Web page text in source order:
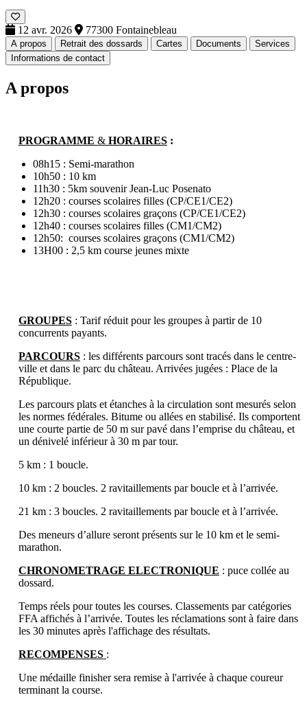
12 avr. 2026 77300 Fontainebleau
A propos Retrait des dossards Cartes Documents
Services
Informations de contact
A propos
PROGRAMME &HORAIRES:
08h15 : Semi-marathon
10h50 : 10 km
11h30 : 5km souvenir Jean-Luc Posenato
12h20 : courses scolaires filles (CP/CE1/CE2)
12h30 : courses scolaires graçons (CP/CE1/CE2)
12h40 : courses scolaires filles (CM1/CM2)
12h50: courses scolaires graçons (CM1/CM2)
13H00 : 2,5 km course jeunes mixte
GROUPES: Tarif réduit pour les groupes à partir de 10
concurrents payants.
PARCOURS: les différents parcours sont tracés dans le centre-
ville et dans le parc du château. Arrivées jugées : Place de la
République.
Les parcours plats et étanches à la circulation sont mesurés selon
les normes fédérales. Bitume ou allées en stabilisé. Ils comportent
une courte partie de 50 m sur pavé dans l’emprise du château, et
un dénivelé inférieur à 30 m par tour.
5 km : 1 boucle.
10 km : 2 boucles. 2 ravitaillements par boucle et à l’arrivée.
21 km : 3 boucles. 2 ravitaillements par boucle et à l’arrivée.
Des meneurs d’allure seront présents sur le 10 km et le semi-
marathon.
CHRONOMETRAGE ELECTRONIQUE : puce collée au
dossard.
Temps réels pour toutes les courses. Classements par catégories
FFA affichés à l’arrivée. Toutes les réclamations sont à faire dans
les 30 minutes après l'affichage des résultats.
RECOMPENSES :
Une médaille finisher sera remise à l'arrivée à chaque coureur
terminant la course.